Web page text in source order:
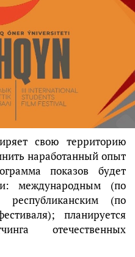
свою территорию
наработанный опыт
показов будет
международным (по
(по
планируется
отечественных